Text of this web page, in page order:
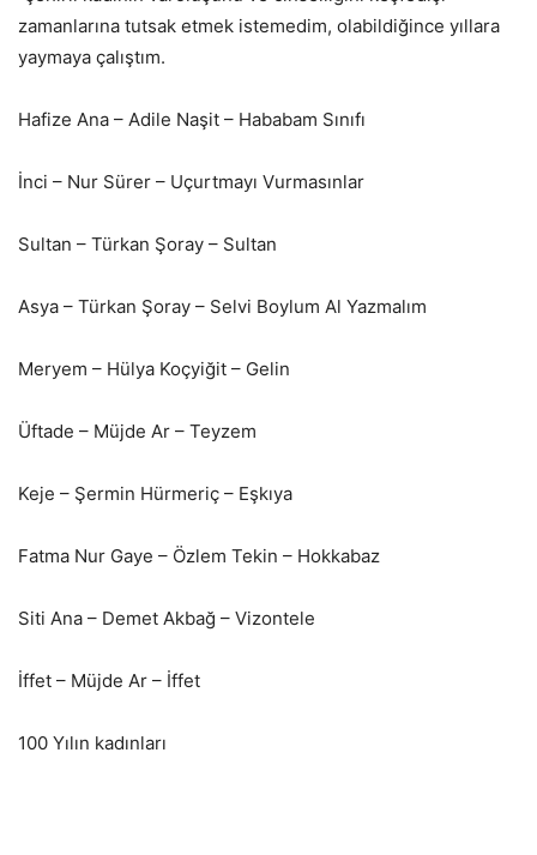
zamanlarına tutsak etmek istemedim, olabildiğince yıllara
yaymaya çalıştım.
Hafize Ana – Adile Naşit – Hababam Sınıfı
İnci – Nur Sürer – Uçurtmayı Vurmasınlar
Sultan – Türkan Şoray – Sultan
Asya – Türkan Şoray – Selvi Boylum Al Yazmalım
Meryem – Hülya Koçyiğit – Gelin
Üftade – Müjde Ar – Teyzem
Keje – Şermin Hürmeriç – Eşkıya
Fatma Nur Gaye – Özlem Tekin – Hokkabaz
Siti Ana – Demet Akbağ – Vizontele
İffet – Müjde Ar – İffet
100 Yılın kadınları